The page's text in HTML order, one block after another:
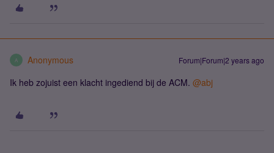
A Anonymous Forum|Forum|2 years ago
Ik heb zojuist een klacht ingediend bij de ACM. @abj